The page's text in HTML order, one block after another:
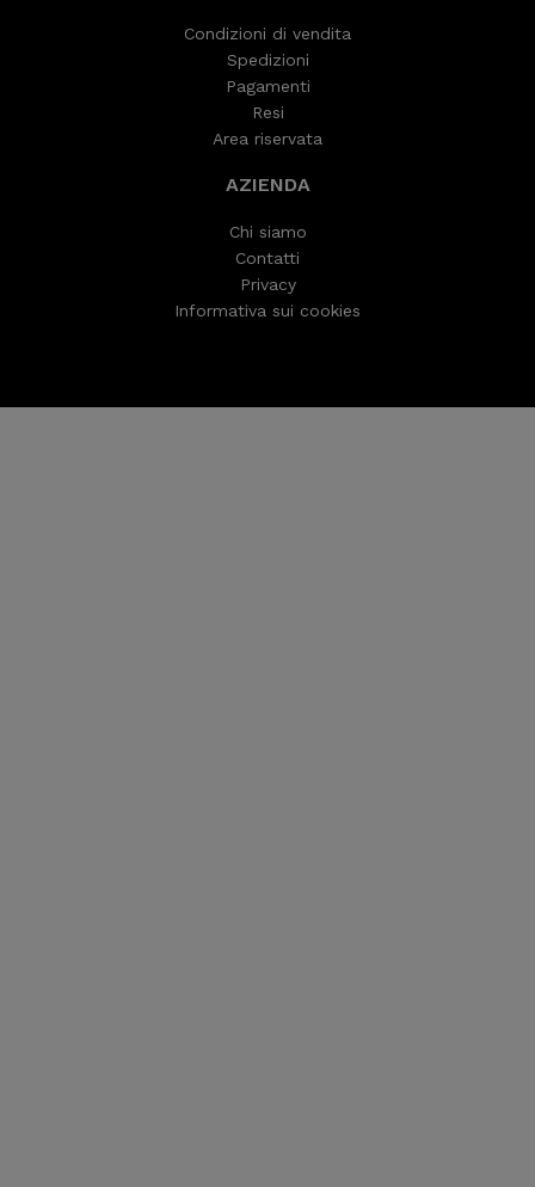
Condizioni di vendita
Spedizioni
Pagamenti
Resi
Area riservata
AZIENDA
Chi siamo
Contatti
Privacy
Informativa sui cookies